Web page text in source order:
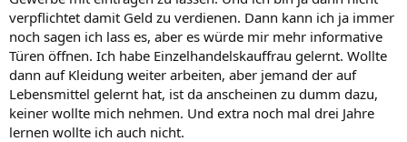
verpflichtet damit Geld zu verdienen. Dann kann ich ja immer
noch sagen ich lass es, aber es würde mir mehr informative
Türen öffnen. Ich habe Einzelhandelskauffrau gelernt. Wollte
dann auf Kleidung weiter arbeiten, aber jemand der auf
Lebensmittel gelernt hat, ist da anscheinen zu dumm dazu,
keiner wollte mich nehmen. Und extra noch mal drei Jahre
lernen wollte ich auch nicht.